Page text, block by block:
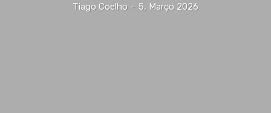
Tiago Coelho - 5, Março 2026